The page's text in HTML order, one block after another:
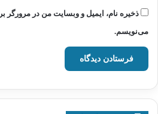
ذخیره نام، ایمیل و وبسایت من در مرورگر
می‌نویسم.